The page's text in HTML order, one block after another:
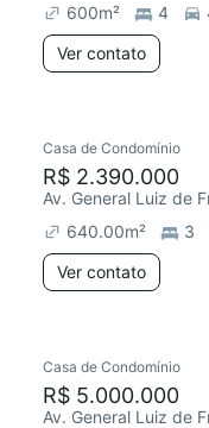
600m² 4
Ver contato
Casa de Condomínio
R$ 2.390.000
Av. General Luiz de
640.00m² 3
Ver contato
Casa de Condomínio
R$ 5.000.000
Av. General Luiz de